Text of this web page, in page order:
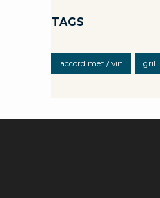
TAGS
accord met / vin grill